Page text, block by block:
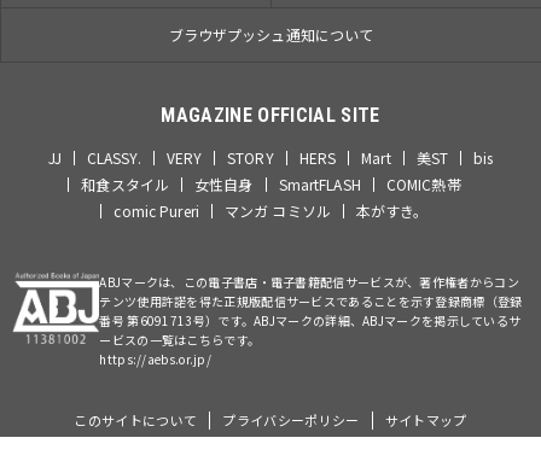
ブラウザプッシュ通知について
MAGAZINE OFFICIAL SITE
JJ CLASSY. VERY STORY HERS Mart 美ST
bis
和食スタイル
女性自身 SmartFLASH
COMIC熱帯
comic Pureri
マンガ コミソル 本がすき。
ABJマークは、この電子書店・電子書籍配信サービスが、著作権者からコン
テンツ使用許諾を得た正規版配信サービスであることを示す登録商標（登録
番号 第6091713号）です。ABJマークの詳細、ABJマークを掲示しているサ
ービスの一覧はこちらです。
https://aebs.or.jp/
このサイトについて プライバシーポリシー サイトマップ